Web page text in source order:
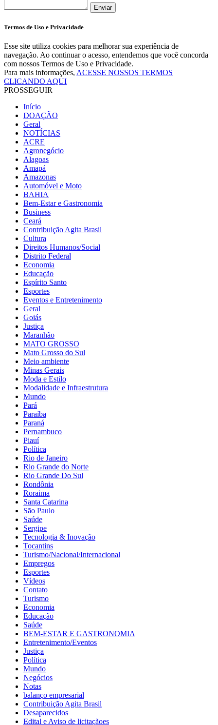
Enviar
Termos de Uso e Privacidade
Esse site utiliza cookies para melhorar sua experiência de
navegação. Ao continuar o acesso, entendemos que você concorda
com nossos Termos de Uso e Privacidade.
Para mais informações, ACESSE NOSSOS TERMOS
CLICANDO AQUI
PROSSEGUIR
Início
DOAÇÃO
Geral
NOTÍCIAS
ACRE
Agronegócio
Alagoas
Amapá
Amazonas
Automóvel e Moto
BAHIA
Bem-Estar e Gastronomia
Business
Ceará
Contribuição Agita Brasil
Cultura
Direitos Humanos/Social
Distrito Federal
Economia
Educação
Espírito Santo
Esportes
Eventos e Entretenimento
Geral
Goiás
Justiça
Maranhão
MATO GROSSO
Mato Grosso do Sul
Meio ambiente
Minas Gerais
Moda e Estilo
Modalidade e Infraestrutura
Mundo
Pará
Paraíba
Paraná
Pernambuco
Piauí
Política
Rio de Janeiro
Rio Grande do Norte
Rio Grande Do Sul
Rondônia
Roraima
Santa Catarina
São Paulo
Saúde
Sergipe
Tecnologia & Inovação
Tocantins
Turismo/Nacional/Internacional
Empregos
Esportes
Vídeos
Contato
Turismo
Economia
Educação
Saúde
BEM-ESTAR E GASTRONOMIA
Entretenimento/Eventos
Justiça
Política
Mundo
Negócios
Notas
balanço empresarial
Contribuição Agita Brasil
Desaparecidos
Edital e Aviso de licitaçãoes